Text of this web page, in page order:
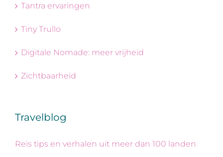
Tantra ervaringen
Tiny Trullo
Digitale Nomade: meer vrijheid
Zichtbaarheid
Travelblog
Reis tips en verhalen uit meer dan 100 landen